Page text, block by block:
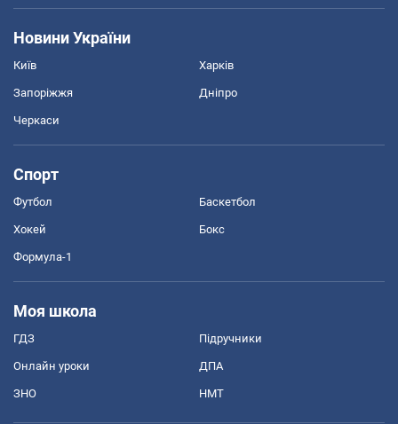
Новини України
Київ Харків
Запоріжжя Дніпро
Черкаси
Спорт
Футбол Баскетбол
Хокей Бокс
Формула-1
Моя школа
ГДЗ Підручники
Онлайн уроки ДПА
ЗНО НМТ